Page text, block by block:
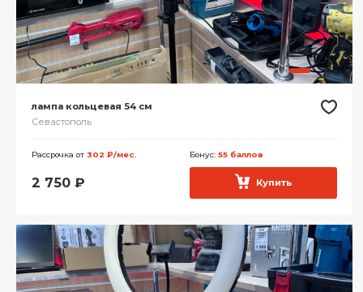
лампа кольцевая 54 см
Севастополь
Рассрочка от 302 ₽/мес. Бонус: 55 баллов
2 750 ₽ Купить